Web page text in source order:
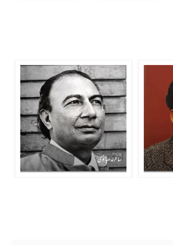
ساحر لدھیانوی